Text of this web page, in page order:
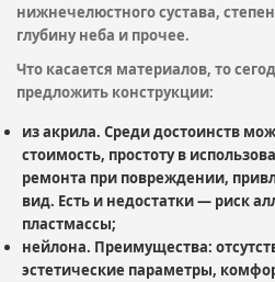
нижнечелюстного сустава,
глубину неба и прочее.
Что касается материалов, то
предложить конструкции:
из акрила. Среди достоинств
стоимость, простоту в
ремонта при повреждении,
вид. Есть и недостатки — риск
пластмассы;
нейлона. Преимущества:
эстетические параметры,